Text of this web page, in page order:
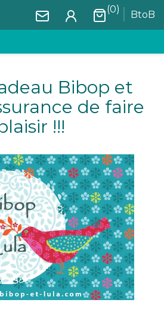
BtoB
(0)
Bibop et
de faire
!!!